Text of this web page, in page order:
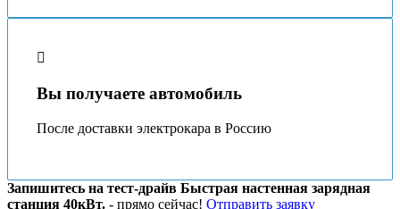
Вы получаете автомобиль
После доставки электрокара в Россию
Запишитесь на тест-драйв Быстрая настенная зарядная
станция 40кВт. - прямо сейчас! Отправить заявку